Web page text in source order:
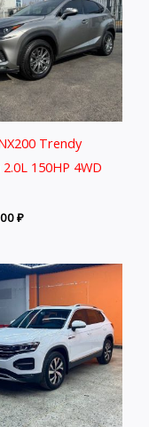
Trendy
150HP 4WD
₽